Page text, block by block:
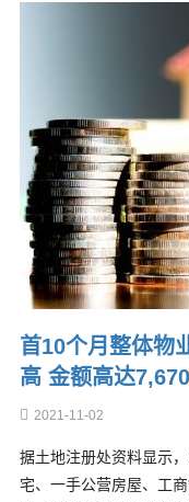
首10个月整体物
高 金额高达
2021-11-02
据土地注册处资料显示
宅、一手公营房屋、工